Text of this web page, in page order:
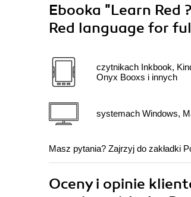
Ebooka "Learn Red
Red language for
czytnikach Inkbook,
Onyx Booxs i innych
systemach Windows,
Masz pytania? Zajrzyj do zakładki
Oceny i opinie